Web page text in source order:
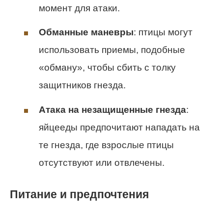
момент для атаки.
Обманные маневры: птицы могут
использовать приемы, подобные
«обману», чтобы сбить с толку
защитников гнезда.
Атака на незащищенные гнезда:
яйцееды предпочитают нападать на
те гнезда, где взрослые птицы
отсутствуют или отвлечены.
Питание и предпочтения